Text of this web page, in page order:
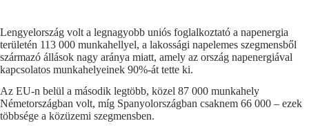
Lengyelország volt a legnagyobb uniós foglalkoztató a napenergia
területén 113 000 munkahellyel, a lakossági napelemes szegmensből
származó állások nagy aránya miatt, amely az ország napenergiával
kapcsolatos munkahelyeinek 90%-át tette ki.
Az EU-n belül a második legtöbb, közel 87 000 munkahely
Németországban volt, míg Spanyolországban csaknem 66 000 – ezek
többsége a közüzemi szegmensben.